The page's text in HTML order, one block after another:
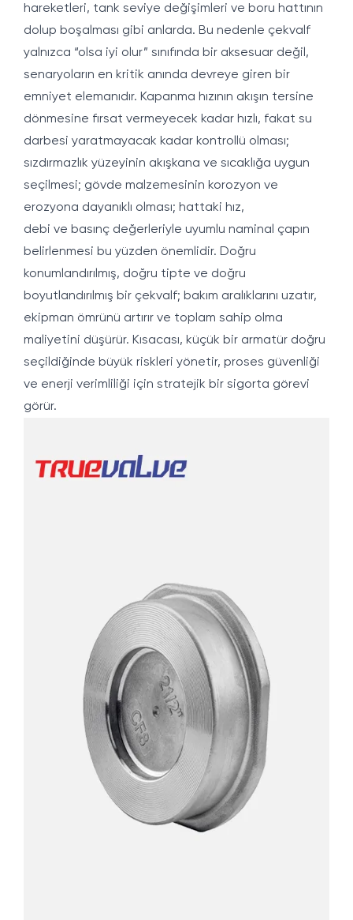
hareketleri, tank seviye değişimleri ve boru hattının
dolup boşalması gibi anlarda. Bu nedenle çekvalf
yalnızca “olsa iyi olur” sınıfında bir aksesuar değil,
senaryoların en kritik anında devreye giren bir
emniyet elemanıdır. Kapanma hızının akışın tersine
dönmesine fırsat vermeyecek kadar hızlı, fakat su
darbesi yaratmayacak kadar kontrollü olması;
sızdırmazlık yüzeyinin akışkana ve sıcaklığa uygun
seçilmesi; gövde malzemesinin korozyon ve
erozyona dayanıklı olması; hattaki hız,
debi ve basınç değerleriyle uyumlu naminal çapın
belirlenmesi bu yüzden önemlidir. Doğru
konumlandırılmış, doğru tipte ve doğru
boyutlandırılmış bir çekvalf; bakım aralıklarını uzatır,
ekipman ömrünü artırır ve toplam sahip olma
maliyetini düşürür. Kısacası, küçük bir armatür doğru
seçildiğinde büyük riskleri yönetir, proses güvenliği
ve enerji verimliliği için stratejik bir sigorta görevi
görür.